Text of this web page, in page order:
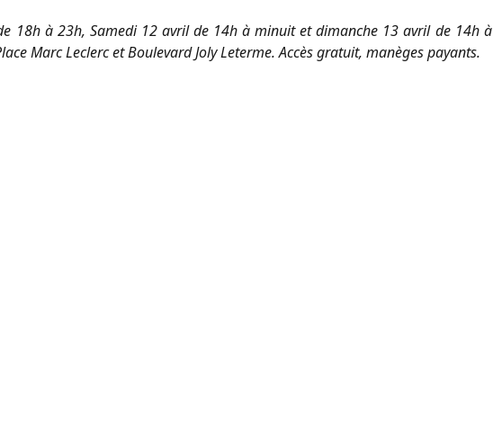
18h à 23h, Samedi 12 avril de 14h à minuit et dimanche 13 avril de 14h à
Marc Leclerc et Boulevard Joly Leterme. Accès gratuit, manèges payants.